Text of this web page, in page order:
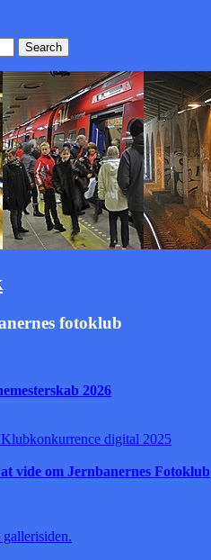
Search
fotoklub
2026
digital 2025
vide om Jernbanernes Fotoklub